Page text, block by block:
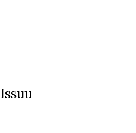
Issuu